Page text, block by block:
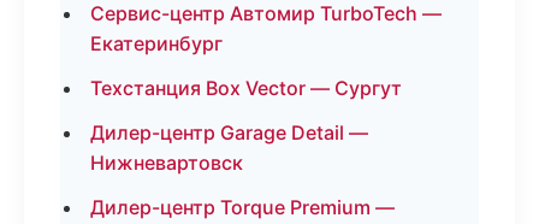
Сервис-центр Автомир TurboTech —
Екатеринбург
Техстанция Box Vector — Сургут
Дилер-центр Garage Detail —
Нижневартовск
Дилер-центр Torque Premium —